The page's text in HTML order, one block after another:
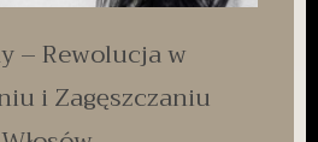
– Rewolucja w
i Zagęszczaniu